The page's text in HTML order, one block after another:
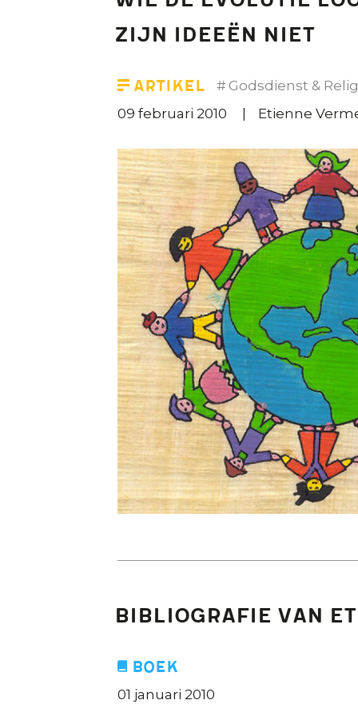
zijn ideeën niet
Artikel
Godsdienst &
09 februari 2010
Etienne
Bibliografie van
Boek
01 januari 2010